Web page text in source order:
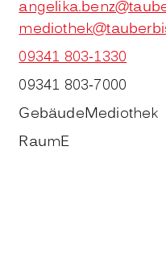
09341 803-1330
09341 803-7000
GebäudeMediothek
RaumE